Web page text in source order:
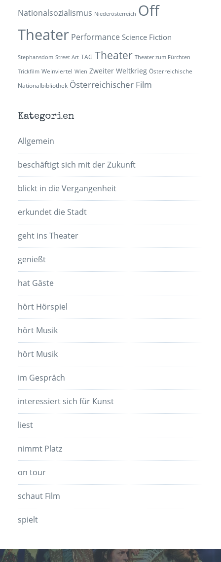
Nationalsozialismus Niederösterreich Off
Theater Performance Science Fiction
Stephansdom Street Art TAG Theater Theater zum Fürchten
Trickfilm Weinviertel Wien Zweiter Weltkrieg Österreichische
Nationalbibliothek Österreichischer Film
Kategorien
Allgemein
beschäftigt sich mit der Zukunft
blickt in die Vergangenheit
erkundet die Stadt
geht ins Theater
genießt
hat Gäste
hört Hörspiel
hört Musik
hört Musik
im Gespräch
interessiert sich für Kunst
liest
nimmt Platz
on tour
schaut Film
spielt